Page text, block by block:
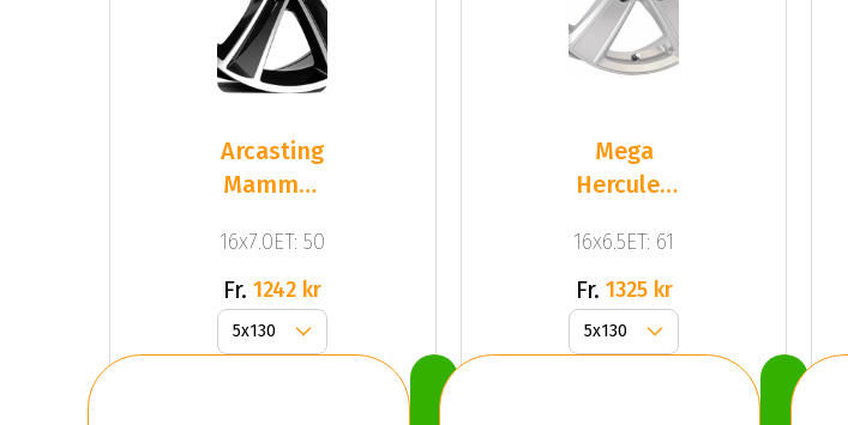
Arcasting
Mammut
Silver
16x7.0ET: 50
Fr. 1242 kr
Mega
Hercules
16x6.5ET: 61
Fr. 1325 kr